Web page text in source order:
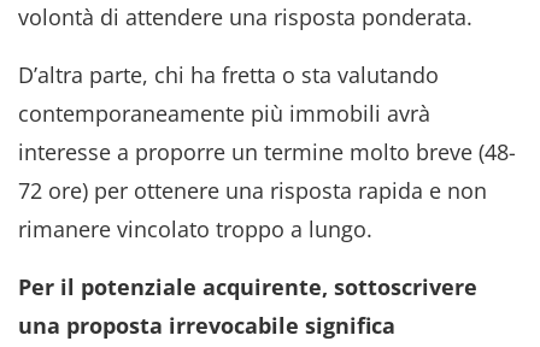
volontà di attendere una risposta ponderata.
D’altra parte, chi ha fretta o sta valutando
contemporaneamente più immobili avrà
interesse a proporre un termine molto breve (48-
72 ore) per ottenere una risposta rapida e non
rimanere vincolato troppo a lungo.
Per il potenziale acquirente, sottoscrivere
una proposta irrevocabile significa